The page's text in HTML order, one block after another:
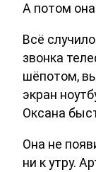
А потом
Всё
звонка
шёпотом,
экран
Оксана
Она не
ни к утру.